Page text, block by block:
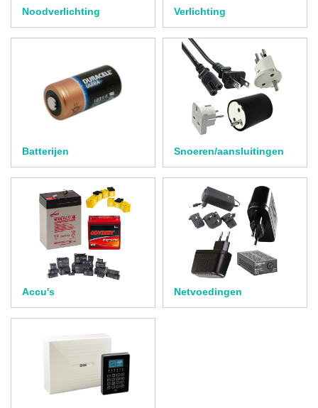
Noodverlichting Verlichting
Batterijen Snoeren/aansluitingen
Accu's Netvoedingen